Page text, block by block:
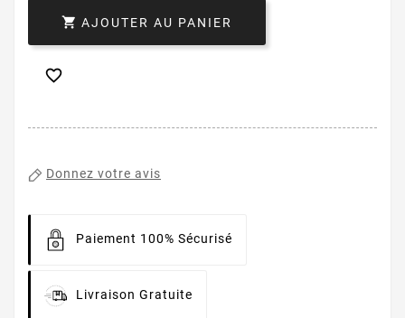
 AJOUTER AU PANIER

Donnez votre avis
Paiement 100% Sécurisé
Livraison Gratuite